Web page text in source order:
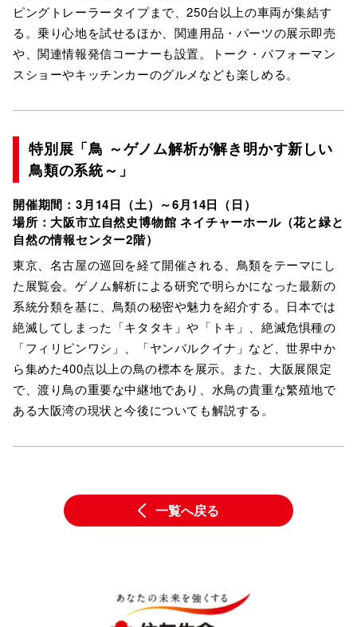
ピングトレーラータイプまで、250台以上の車両が集結す
る。乗り心地を試せるほか、関連用品・パーツの展示即売
や、関連情報発信コーナーも設置。トーク・パフォーマン
スショーやキッチンカーのグルメなども楽しめる。
特別展「鳥 ～ゲノム解析が解き明かす新しい
鳥類の系統～」
開催期間：3月14日（土）～6月14日（日）
場所：大阪市立自然史博物館 ネイチャーホール（花と緑と
自然の情報センター2階）
東京、名古屋の巡回を経て開催される、鳥類をテーマにし
た展覧会。ゲノム解析による研究で明らかになった最新の
系統分類を基に、鳥類の秘密や魅力を紹介する。日本では
絶滅してしまった「キタタキ」や「トキ」、絶滅危惧種の
「フィリピンワシ」、「ヤンバルクイナ」など、世界中か
ら集めた400点以上の鳥の標本を展示。また、大阪展限定
で、渡り鳥の重要な中継地であり、水鳥の貴重な繁殖地で
ある大阪湾の現状と今後についても解説する。
一覧へ戻る